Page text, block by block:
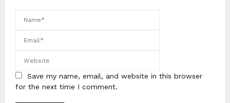
Save my name, email, and website in this browser
for the next time I comment.